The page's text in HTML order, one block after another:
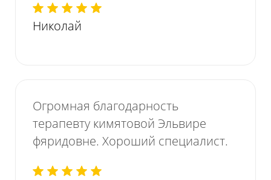
Николай
Огромная благодарность
терапевту кимятовой Эльвире
фяридовне. Хороший специалист.